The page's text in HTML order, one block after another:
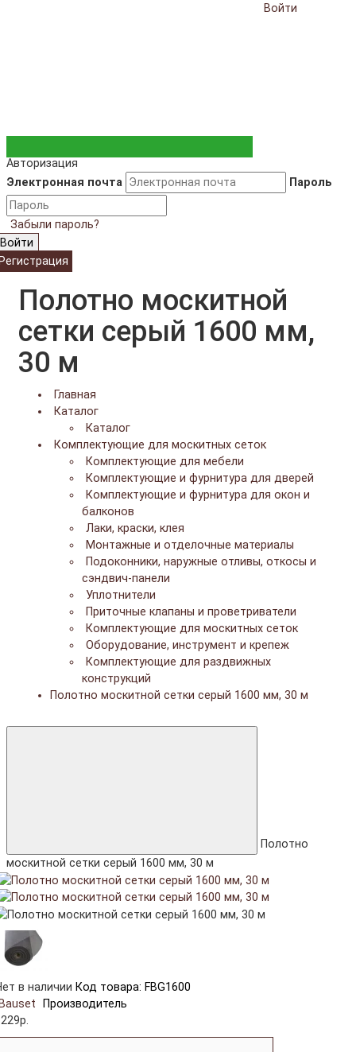
Войти
Авторизация
Электронная почта
Пароль
Забыли пароль?
Войти
Полотно москитной
сетки серый 1600 мм,
30 м
Главная
Каталог
Каталог
Комплектующие для москитных сеток
Комплектующие для мебели
Комплектующие и фурнитура для дверей
Комплектующие и фурнитура для окон и
балконов
Лаки, краски, клея
Монтажные и отделочные материалы
Подоконники, наружные отливы, откосы и
сэндвич-панели
Уплотнители
Приточные клапаны и проветриватели
Комплектующие для москитных сеток
Оборудование, инструмент и крепеж
Комплектующие для раздвижных
конструкций
Полотно москитной сетки серый 1600 мм, 30 м
Полотно
москитной сетки серый 1600 мм, 30 м
в наличии Код товара: FBG1600
Производитель